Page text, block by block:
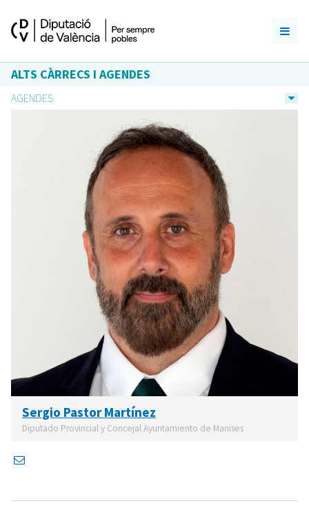
ALTS CÀRRECS I AGENDES
AGENDES
Sergio Pastor Martínez
Diputado Provincial y Concejal Ayuntamiento de Manises